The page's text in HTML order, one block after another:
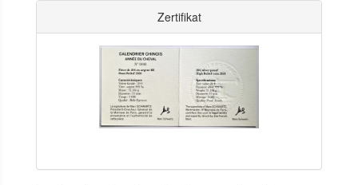
Zertifikat